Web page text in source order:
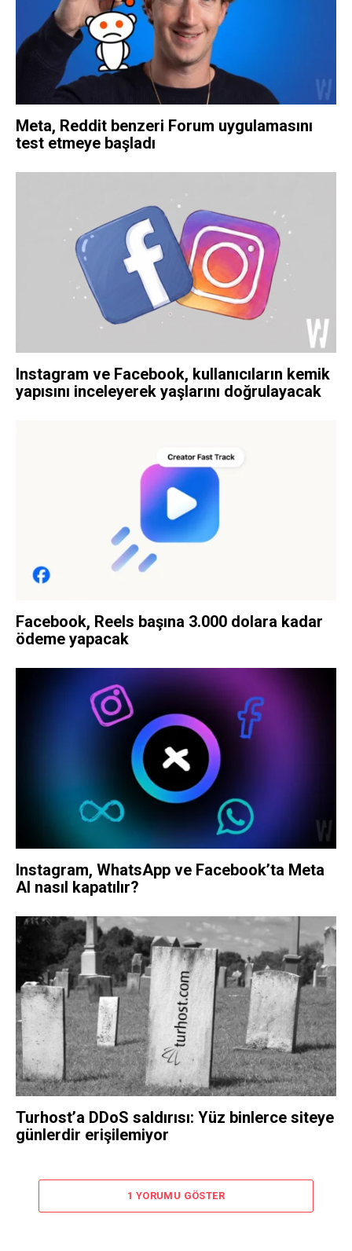
Meta, Reddit benzeri Forum uygulamasını
test etmeye başladı
Instagram ve Facebook, kullanıcıların kemik
yapısını inceleyerek yaşlarını doğrulayacak
Facebook, Reels başına 3.000 dolara kadar
ödeme yapacak
Instagram, WhatsApp ve Facebook’ta Meta
AI nasıl kapatılır?
Turhost’a DDoS saldırısı: Yüz binlerce siteye
günlerdir erişilemiyor
1 YORUMU GÖSTER